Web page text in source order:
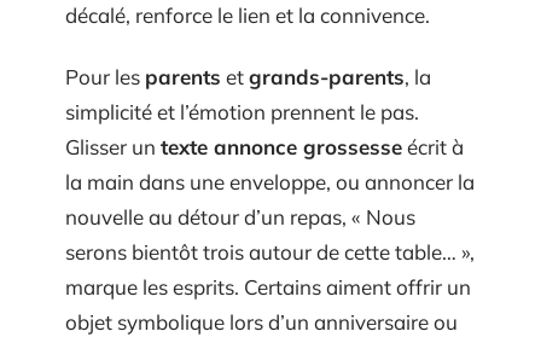
décalé, renforce le lien et la connivence.
Pour les parents etgrands-parents, la
simplicité et l’émotion prennent le pas.
Glisser un texte annonce grossesseécrit à
la main dans une enveloppe, ou annoncer la
nouvelle au détour d’un repas, « Nous
serons bientôt trois autour de cette table… »,
marque les esprits. Certains aiment offrir un
objet symbolique lors d’un anniversaire ou